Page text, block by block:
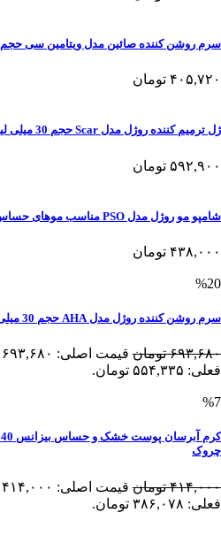
سرم روشن کننده صائین مدل ویتامین سی حجم 30 میلی لیتر
۴۰۵,۷۲۰ تومان
ژل ترمیم کننده روژل مدل Scar حجم 30 میلی لیتر
۵۹۲,۹۰۰ تومان
شامپو مو روژل مدل PSO مناسب موهای حساس حجم 250 میلی لیتر
۴۳۸,۰۰۰ تومان
%20
سرم روشن کننده روژل مدل AHA حجم 30 میلی لیتر
۶۹۳,۶۸۰ تومان قیمت اصلی: ۶۹۳,۶۸۰ تومان بود.
فعلی: ۵۵۴,۳۳۵ تومان.
%7
چروک
۴۱۴,۰۰۰ تومان قیمت اصلی: ۴۱۴,۰۰۰ تومان بود.
فعلی: ۳۸۶,۰۷۸ تومان.